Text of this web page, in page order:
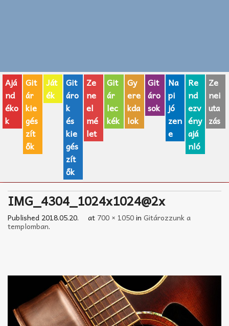
AJÁNDÉK ÖTLETEK
Vicces
GITÁR MÁRKÁK
TOP100 nóta
Zeneiskolák
Zeneszerzés alapjai
Improvizáció
Ajá
nd
éko
k
Git
ár
kie
gés
zít
ők
Ját
ék
Git
áro
k
és
kie
gés
zít
ők
Ze
ne
el
mé
let
Git
ár
lec
kék
Gy
ere
kda
lok
Git
áro
sok
Na
pi
jó
zen
e
Re
nd
ezv
ény
ajá
nló
Ze
nei
uta
zás
IMG_4304_1024x1024@2x
Published 2018.05.20. at 700 × 1050in Gitározzunk a
templomban.